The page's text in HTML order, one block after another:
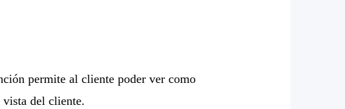
permite al cliente poder ver como
vista del cliente.